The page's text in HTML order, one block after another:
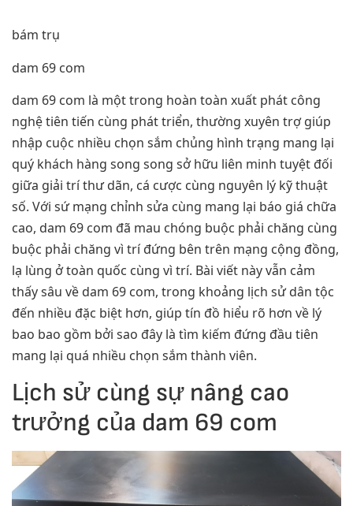
bám trụ
dam 69 com
dam 69 com là một trong hoàn toàn xuất phát công
nghệ tiên tiến cùng phát triển, thường xuyên trợ giúp
nhập cuộc nhiều chọn sắm chủng hình trạng mang lại
quý khách hàng song song sở hữu liên minh tuyệt đối
giữa giải trí thư dãn, cá cược cùng nguyên lý kỹ thuật
số. Với sứ mạng chỉnh sửa cùng mang lại báo giá chữa
cao, dam 69 com đã mau chóng buộc phải chăng cùng
buộc phải chăng vì trí đứng bên trên mạng cộng đồng,
lạ lùng ở toàn quốc cùng vì trí. Bài viết này vẫn cảm
thấy sâu về dam 69 com, trong khoảng lịch sử dân tộc
đến nhiều đặc biệt hơn, giúp tín đồ hiểu rõ hơn về lý
bao bao gồm bởi sao đây là tìm kiếm đứng đầu tiên
mang lại quá nhiều chọn sắm thành viên.
Lịch sử cùng sự nâng cao
trưởng của dam 69 com